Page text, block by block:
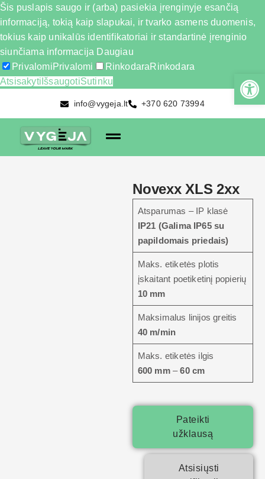
Šis puslapis saugo ir (arba) pasiekia įrenginyje esančią
informaciją, tokią kaip slapukai, ir tvarko asmens duomenis,
tokius kaip unikalūs identifikatoriai ir standartinė įrenginio
siunčiama informacija Daugiau
PrivalomiPrivalomi RinkodaraRinkodara
Atsisakyti IšsaugotiSutinku
info@vygeja.lt +370 620 73994
Novexx XLS 2xx
Atsparumas – IP klasė
IP21 (Galima IP65 su
papildomais priedais)
Maks. etiketės plotis
įskaitant poetiketinį popierių
10 mm
Maksimalus linijos greitis
40 m/min
Maks. etiketės ilgis
600 mm–60 cm
Pateikti
užklausą
Atsisiųsti